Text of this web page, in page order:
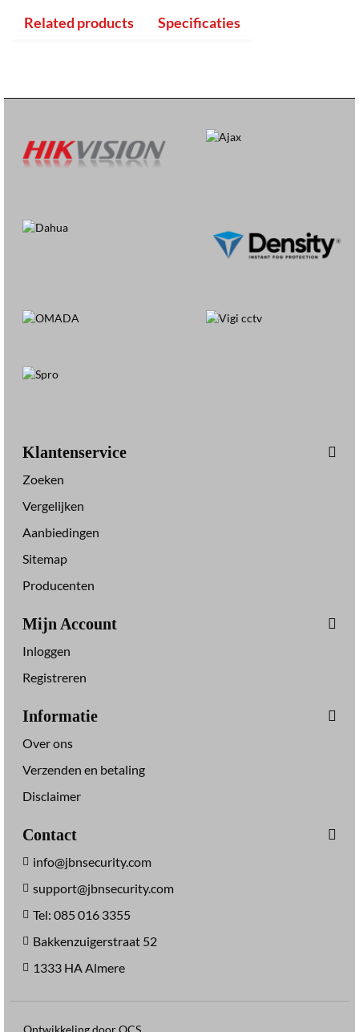
Related products Specificaties
Klantenservice
Zoeken
Vergelijken
Aanbiedingen
Sitemap
Producenten
Mijn Account
Inloggen
Registreren
Informatie
Over ons
Verzenden en betaling
Disclaimer
Contact
info@jbnsecurity.com
support@jbnsecurity.com
Tel: 085 016 3355
Bakkenzuigerstraat 52
1333 HA Almere
Ontwikkeling door OCS